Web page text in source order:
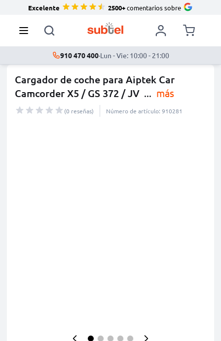
Excelente 2500+comentarios sobre
910 470 400·Lun - Vie: 10:00 - 21:00
Cargador de coche para Aiptek Car
Camcorder X5 / GS 372 / JV ... más
(0 reseñas) Número de artículo: 910281